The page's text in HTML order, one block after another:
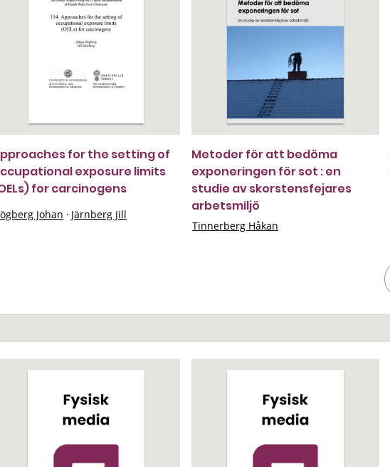
for the setting of
exposure limits
for carcinogens
Johan · Järnberg Jill
Metoder för att bedöma
exponeringen för sot : en
studie av skorstensfejares
arbetsmiljö
Tinnerberg Håkan